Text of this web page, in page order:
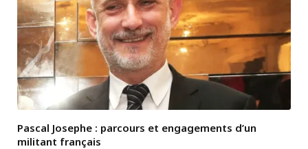
Pascal Josephe : parcours et engagements d’un
militant français